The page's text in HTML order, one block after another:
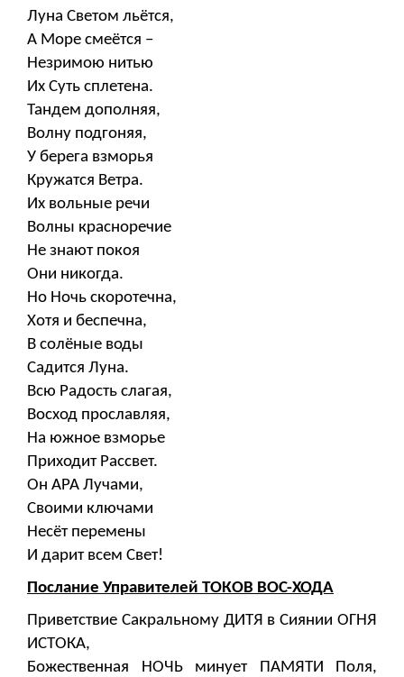
Луна Светом льётся,
А Море смеётся –
Незримою нитью
Их Суть сплетена.
Тандем дополняя,
Волну подгоняя,
У берега взморья
Кружатся Ветра.
Их вольные речи
Волны красноречие
Не знают покоя
Они никогда.
Но Ночь скоротечна,
Хотя и беспечна,
В солёные воды
Садится Луна.
Всю Радость слагая,
Восход прославляя,
На южное взморье
Приходит Рассвет.
Он АРА Лучами,
Своими ключами
Несёт перемены
И дарит всем Свет!
Послание Управителей ТОКОВ ВОС-ХОДА
Приветствие Сакральному ДИТЯ в Сиянии ОГНЯ
ИСТОКА,
Божественная НОЧЬ минует ПАМЯТИ Поля,